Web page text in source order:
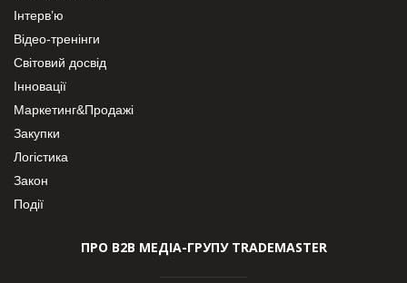
Інтерв’ю
Відео-тренінги
Світовий досвід
Інновації
Маркетинг&Продажі
Закупки
Логістика
Закон
Події
ПРО В2В МЕДІА-ГРУПУ TRADEMASTER